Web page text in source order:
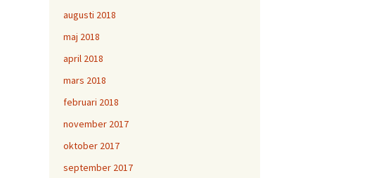
augusti 2018
maj 2018
april 2018
mars 2018
februari 2018
november 2017
oktober 2017
september 2017